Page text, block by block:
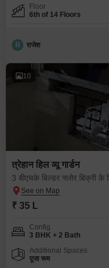
Floor
6th of 14 Floors
R राजेश
10
त्रेहान हिल व्यू गार्डन
3 बीएचके बिल्डर फ्लोर बिक्री के
₹ 35 L
Config
3 BHK + 2 Bath
Additional Spaces
पूजा रूम